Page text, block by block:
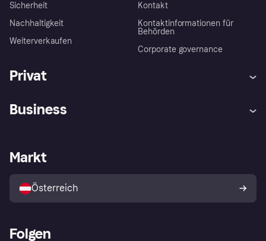
Sicherheit
Nachhaltigkeit
Weiterverkaufen
Kontakt
Kontaktinformationen für
Behörden
Corporate governance
Privat
Shops entdecken
Business
Händlerportal
Markt
Österreich
Folgen